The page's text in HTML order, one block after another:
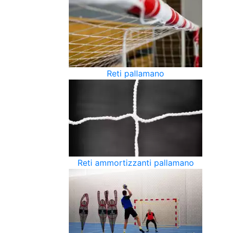
Reti pallamano
Reti ammortizzanti pallamano